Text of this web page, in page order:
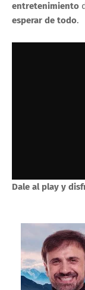
entretenimiento
esperar de todo.
Dale al play y